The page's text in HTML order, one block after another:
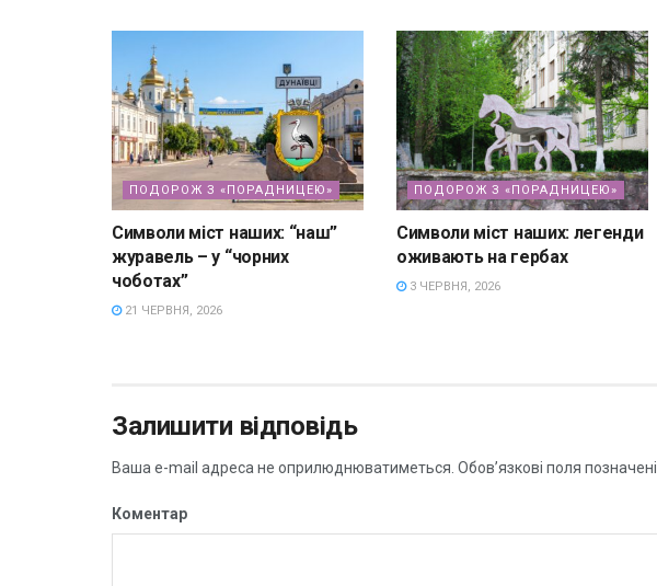
ПОДОРОЖ З «ПОРАДНИЦЕЮ»
Символи міст наших: “наш”
журавель – у “чорних
чоботах”
21 ЧЕРВНЯ, 2026
ПОДОРОЖ З «ПОРАДНИЦЕЮ»
Символи міст наших: легенди
оживають на гербах
3 ЧЕРВНЯ, 2026
Залишити відповідь
Ваша e-mail адреса не оприлюднюватиметься. Обов’язкові поля позначені
Коментар